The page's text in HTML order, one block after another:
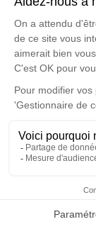
Faire-
d'expression
LEDOUX.
Un service de
disponible ici
Église
62230